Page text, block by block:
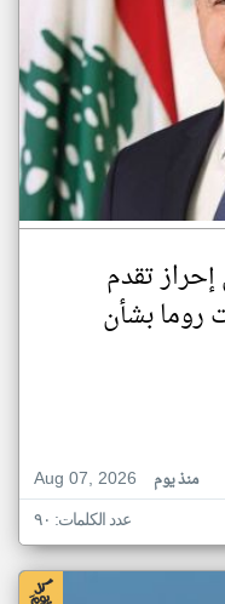
إحراز تقدم
روما بشأن
Aug 07, 2026
منذ يوم
عدد الكلمات: ٩٠